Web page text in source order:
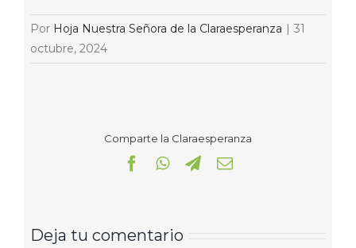
Por Hoja Nuestra Señora de la Claraesperanza
31
octubre, 2024
Comparte la Claraesperanza
Facebook
WhatsApp
Telegram
Correo
Deja tu comentario